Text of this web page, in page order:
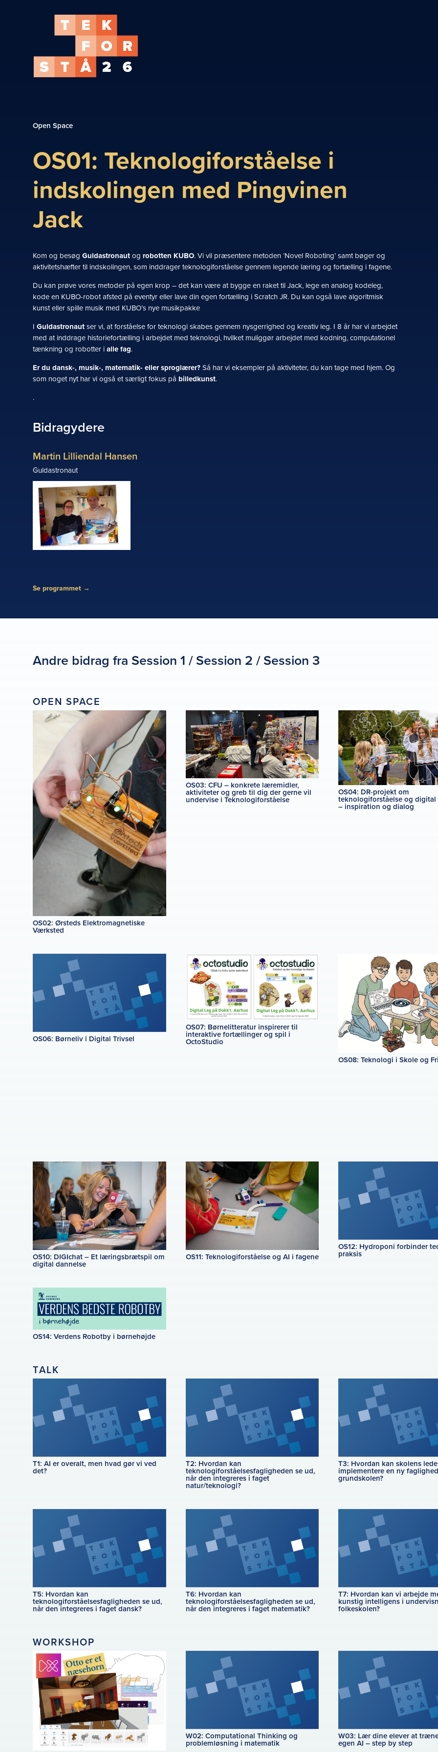
Open Space
OS01: Teknologiforståelse i
indskolingen med Pingvinen
Jack
Kom og besøgGuldastronautog robotten KUBO. Vi vil præsentere metoden ‘Novel Roboting’ samt bøger og
aktivitetshæfter til indskolingen, som inddrager teknologiforståelse gennem legende læring og fortælling i fagene.
Du kan prøve vores metoder på egen krop – det kan være at bygge en raket til Jack, lege en analog kodeleg,
kode en KUBO-robot afsted på eventyr eller lave din egen fortælling i Scratch JR. Du kan også lave algoritmisk
kunst eller spille musik med KUBO’s nye musikpakke
IGuldastronautser vi, at forståelse for teknologi skabes gennem nysgerrighed og kreativ leg. I 8 år har vi arbejdet
med at inddrage historiefortælling i arbejdet med teknologi, hvilket muliggør arbejdet med kodning, computationel
tænkning og robotter ialle fag.
Er du dansk-, musik-, matematik- eller sproglærer?Så har vi eksempler på aktiviteter, du kan tage med hjem. Og
som noget nyt har vi også et særligt fokus på billedkunst.
.
Bidragydere
Martin Lilliendal Hansen
Guldastronaut
Se programmet →
Andre bidrag fra Session 1 / Session 2 / Session 3
OPEN SPACE
OS02: Ørsteds Elektromagnetiske
Værksted
OS03: CFU – konkrete læremidler,
aktiviteter og greb til dig der gerne vil
undervise i Teknologiforståelse
OS04: DR-projekt om
teknologiforståelse og digital
– inspiration og dialog
OS06: Børneliv i Digital Trivsel
OS07: Børnelitteratur inspirerer til
interaktive fortællinger og spil i
OctoStudio
OS08: Teknologi i Skole og
OS10: DIGIchat – Et læringsbrætspil om
digital dannelse
OS11: Teknologiforståelse og AI i fagene
OS12: Hydroponi forbinder
praksis
OS14: Verdens Robotby i børnehøjde
TALK
T1: AI er overalt, men hvad gør vi ved
det?
T2: Hvordan kan
teknologiforståelsesfagligheden se ud,
når den integreres i faget
natur/teknologi?
T3: Hvordan kan skolens
implementere en ny
grundskolen?
T5: Hvordan kan
teknologiforståelsesfagligheden se ud,
når den integreres i faget dansk?
T6: Hvordan kan
teknologiforståelsesfagligheden se ud,
når den integreres i faget matematik?
T7: Hvordan kan vi arbejde
kunstig intelligens i
folkeskolen?
WORKSHOP
W02: Computational Thinking og
problemløsning i matematik
W03: Lær dine elever at
egen AI – step by step